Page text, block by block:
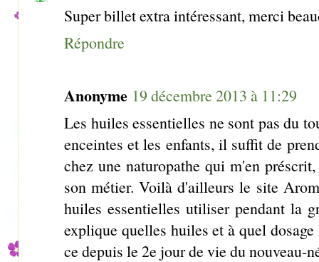
Super billet extra intéressant, merci
Répondre
Anonyme 19 décembre 2013 à 11:29
Les huiles essentielles ne sont pas du
enceintes et les enfants, il suffit de
chez une naturopathe qui m'en
son métier. Voilà d'ailleurs le site
huiles essentielles utiliser pendant la
explique quelles huiles et à quel
ce depuis le 2e jour de vie du nouveau-